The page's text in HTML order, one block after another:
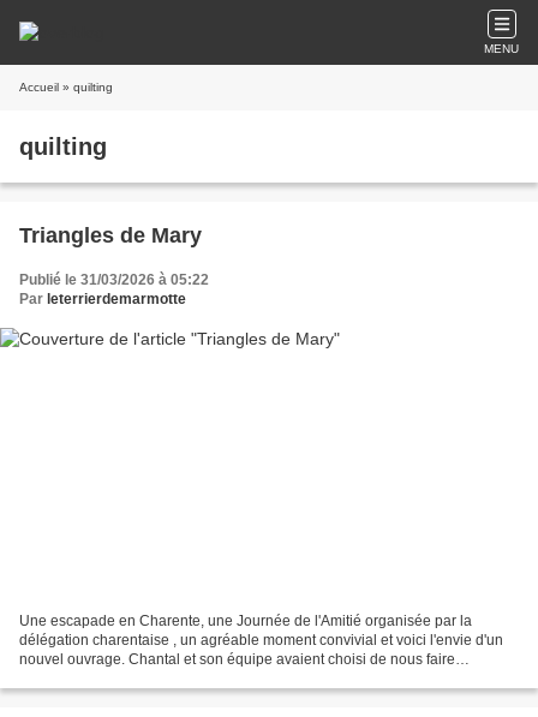
MENU
Accueil » quilting
quilting
Triangles de Mary
Publié le 31/03/2026 à 05:22
Par leterrierdemarmotte
Une escapade en Charente, une Journée de l'Amitié organisée par la
délégation charentaise , un agréable moment convivial et voici l'envie d'un
nouvel ouvrage. Chantal et son équipe avaient choisi de nous faire